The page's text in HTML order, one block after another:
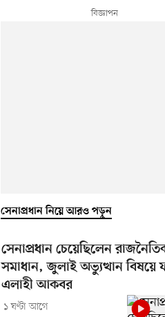
সেনাপ্রধান নিয়ে আরও পড়ুন
সেনাপ্রধান চেয়েছিলেন
সমাধান, জুলাই অভ্যুত্থান
এলাহী আকবর
১ ঘণ্টা আগে